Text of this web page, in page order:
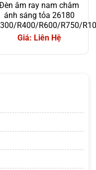
âm ray nam châm
ánh sáng tỏa 26180
R400/R600/R750/
Giá: Liên Hệ